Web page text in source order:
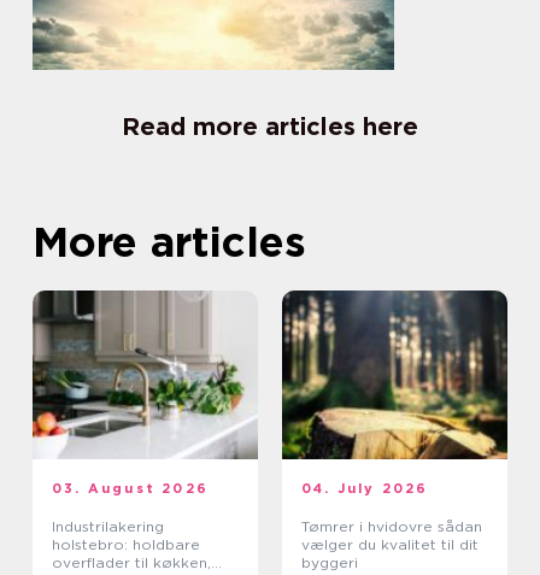
Read more articles here
More articles
03. August 2026
Industrilakering
holstebro: holdbare
overflader til køkken,
04. July 2026
Tømrer i hvidovre sådan
vælger du kvalitet til dit
byggeri